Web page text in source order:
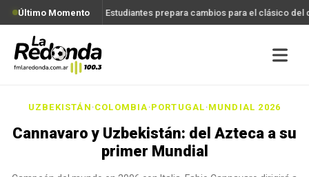
Último Momento Estudiantes prepara cambios para el clásico del
UZBEKISTÁN ·COLOMBIA ·PORTUGAL ·MUNDIAL 2026
Cannavaro y Uzbekistán: del Azteca a su
primer Mundial